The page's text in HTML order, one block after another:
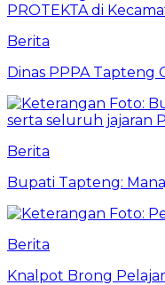
Berita
Dinas PPPA Tapteng
Berita
Bupati Tapteng:
Berita
Knalpot Brong